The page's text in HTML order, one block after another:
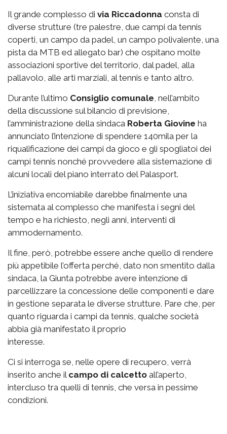
Il grande complesso di via Riccadonna consta di
diverse strutture (tre palestre, due campi da tennis
coperti, un campo da padel, un campo polivalente, una
pista da MTB ed allegato bar) che ospitano molte
associazioni sportive del territorio, dal padel, alla
pallavolo, alle arti marziali, al tennis e tanto altro.
Durante l’ultimo Consiglio comunale, nell’ambito
della discussione sul bilancio di previsione,
l’amministrazione della sindaca Roberta Giovine ha
annunciato l’intenzione di spendere 140mila per la
riqualificazione dei campi da gioco e gli spogliatoi dei
campi tennis nonché provvedere alla sistemazione di
alcuni locali del piano interrato del Palasport.
L’iniziativa encomiabile darebbe finalmente una
sistemata al complesso che manifesta i segni del
tempo e ha richiesto, negli anni, interventi di
ammodernamento.
Il fine, però, potrebbe essere anche quello di rendere
più appetibile l’offerta perché, dato non smentito dalla
sindaca, la Giunta potrebbe avere intenzione di
parcellizzare la concessione delle componenti e dare
in gestione separata le diverse strutture. Pare che, per
quanto riguarda i campi da tennis, qualche società
abbia già manifestato il proprio
interesse.
Ci si interroga se, nelle opere di recupero, verrà
inserito anche il campo di calcetto all’aperto,
intercluso tra quelli di tennis, che versa in pessime
condizioni.